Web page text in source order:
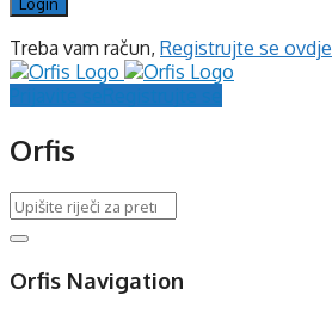
Treba vam račun, Registrujte se ovdje
Orfis
Orfis Navigation